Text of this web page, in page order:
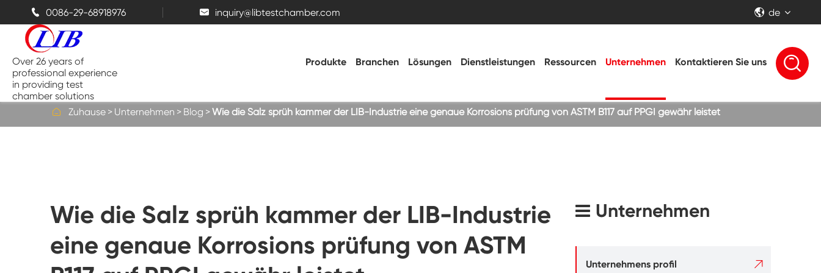
 0086-29-68918976  inquiry@libtestchamber.com  de
Over 26 years of
professional experience
in providing test
chamber solutions
Produkte
Thermische Kammern
Salz sprüh kammern
Vibrations kammer
Hohe Niedertemperatur-Test kammer
Branchen Lösungen Dienstleistungen Ressourcen Unternehmen Kontaktieren Sie uns 
 Zuhause Unternehmen Blog Wie die Salz sprüh kammer der LIB-Industrie eine genaue Korrosions prüfung von ASTM B117 auf PPGI gewähr leistet
Wie die Salz sprüh kammer der LIB-Industrie
eine genaue Korrosions prüfung von ASTM
Unternehmen
Unternehmens profil 